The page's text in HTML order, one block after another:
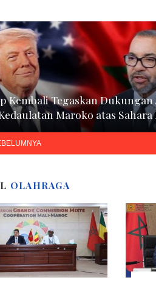
Kembali Tegaskan Dukungan
Maroko atas Sahara
OLAHRAGA